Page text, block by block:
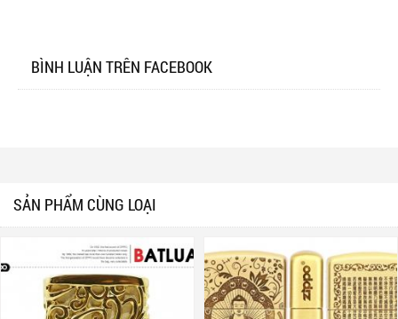
BÌNH LUẬN TRÊN FACEBOOK
SẢN PHẨM CÙNG LOẠI